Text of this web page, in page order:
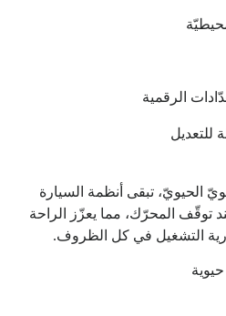
الرقمية
للتعديل
الحيويّ، تبقى أنظمة السيارة
توقّف المحرّك، مما يعزّز الراحة
التشغيل في كل الظروف.